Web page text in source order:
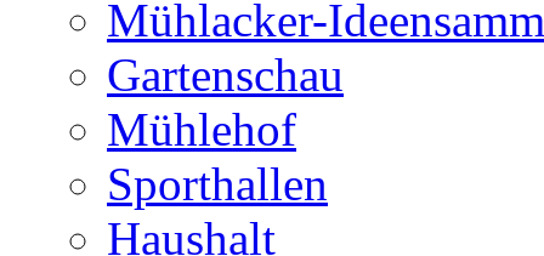
Mühlacker-
Gartenschau
Mühlehof
Sporthallen
Haushalt